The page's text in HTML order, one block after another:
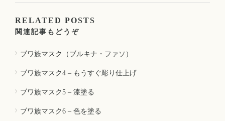
RELATED POSTS
関連記事もどうぞ
ブワ族マスク（ブルキナ・ファソ）
ブワ族マスク4 – もうすぐ彫り仕上げ
ブワ族マスク5 – 漆塗る
ブワ族マスク6 – 色を塗る